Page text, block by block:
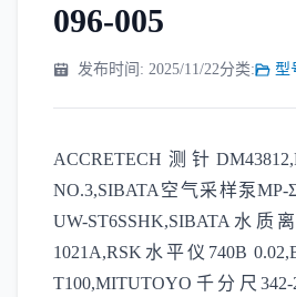
096-005
发布时间: 2025/11/22分类: 型
ACCRETECH测针
NO.3,SIBATA空气采样泵MP-
UW-ST6SSHK,SIBATA水质
1021A,RSK水平仪740B
T100,MITUTOYO千分尺342-